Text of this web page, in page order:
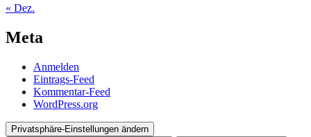
« Dez.
Meta
Anmelden
Eintrags-Feed
Kommentar-Feed
WordPress.org
Privatsphäre-Einstellungen ändern